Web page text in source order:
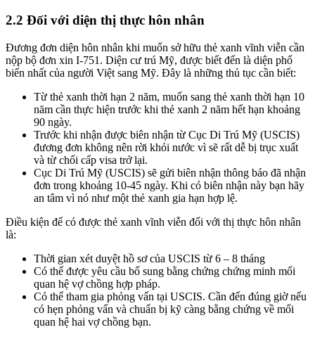
2.2 Đối với diện thị thực hôn nhân
Đương đơn diện hôn nhân khi muốn sở hữu thẻ xanh vĩnh viễn cần
nộp bộ đơn xin I-751. Diện cư trú Mỹ, được biết đến là diện phổ
biến nhất của người Việt sang Mỹ. Đây là những thủ tục cần biết:
Từ thẻ xanh thời hạn 2 năm, muốn sang thẻ xanh thời hạn 10
năm cần thực hiện trước khi thẻ xanh 2 năm hết hạn khoảng
90 ngày.
Trước khi nhận được biên nhận từ Cục Di Trú Mỹ (USCIS)
đương đơn không nên rời khỏi nước vì sẽ rất dễ bị trục xuất
và từ chối cấp visa trở lại.
Cục Di Trú Mỹ (USCIS) sẽ gửi biên nhận thông báo đã nhận
đơn trong khoảng 10-45 ngày. Khi có biên nhận này bạn hãy
an tâm vì nó như một thẻ xanh gia hạn hợp lệ.
Điều kiện để có được thẻ xanh vĩnh viễn đối với thị thực hôn nhân
là:
Thời gian xét duyệt hồ sơ của USCIS từ 6 – 8 tháng
Có thể được yêu cầu bổ sung bằng chứng chứng minh mối
quan hệ vợ chồng hợp pháp.
Có thể tham gia phỏng vấn tại USCIS. Cần đến đúng giờ nếu
có hẹn phỏng vấn và chuẩn bị kỹ càng bằng chứng về mối
quan hệ hai vợ chồng bạn.